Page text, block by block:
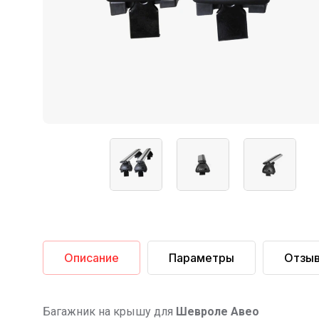
Описание Параметры
Багажник на крышу для Шевроле Авео